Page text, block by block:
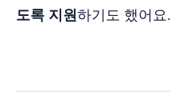
도록 지원 하기도 했어요.